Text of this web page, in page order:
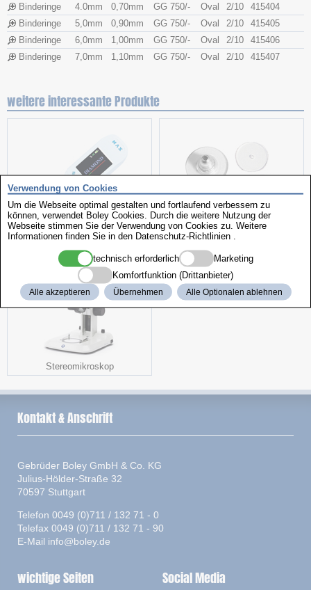
Binderinge
4.0mm 0,70mm GG 750/- Oval 2/10
415404
Binderinge
5,0mm 0,90mm GG 750/- Oval 2/10
415405
Binderinge
6,0mm 1,00mm GG 750/- Oval 2/10
415406
Binderinge
7,0mm 1,10mm GG 750/- Oval 2/10 415407
weitere interessante Produkte
Kombiprüfgerät Hilfsartikel
Stereomikroskop
Verwendung von Cookies
Um die Webseite optimal gestalten und fortlaufend verbessern zu
können, verwendet Boley Cookies. Durch die weitere Nutzung der
Webseite stimmen Sie der Verwendung von Cookies zu. Weitere
Informationen finden Sie in den Datenschutz-Richtlinien
technisch erforderlich
Marketing
Komfortfunktion (Drittanbieter)
Alle akzeptieren Übernehmen Alle Optionalen ablehnen
Kontakt & Anschrift
Gebrüder Boley GmbH & Co. KG
Julius-Hölder-Straße 32
70597 Stuttgart
Telefon 0049 (0)711 / 132 71 - 0
Telefax 0049 (0)711 / 132 71 - 90
E-Mail info@boley.de
wichtige Seiten Social Media